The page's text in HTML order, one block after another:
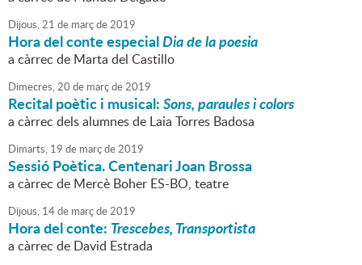
Dijous,21 de marçde2019
Hora del conte especialDia de la poesia
a càrrec de Marta del Castillo
Dimecres,20 de marçde2019
Recital poètic i musical:Sons, paraules i colors
a càrrec dels alumnes de Laia Torres Badosa
Dimarts, 19 de marçde2019
Sessió Poètica. Centenari Joan Brossa
a càrrec de Mercè Boher ES-BO, teatre
Dijous, 14de marçde2019
Hora del conte: Trescebes, Transportista
a càrrec de David Estrada